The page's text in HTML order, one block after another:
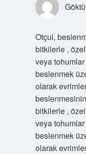
Otçul,
bitkilerle ,
veya
beslenmek
olarak
bitkilerle ,
veya
beslenmek
olarak